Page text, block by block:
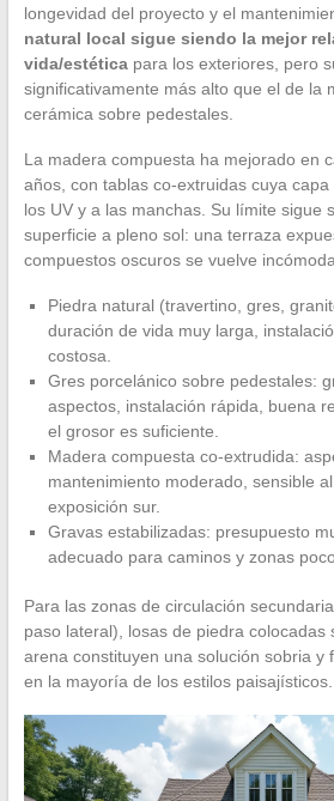
longevidad del proyecto y el
natural local sigue siendo la mejor
vida/estéticapara los exteriores, pero
significativamente más alto que el de la
cerámica sobre pedestales.
La madera compuesta ha mejorado en
años, con tablas co-extruidas cuya
los UV y a las manchas. Su límite sigue
superficie a pleno sol: una terraza
compuestos oscuros se vuelve
Piedra natural (travertino, gres,
duración de vida muy larga,
costosa.
Gres porcelánico sobre pedestales:
aspectos, instalación rápida, buena
el grosor es suficiente.
Madera compuesta co-extrudida:
mantenimiento moderado, sensible
exposición sur.
Gravas estabilizadas: presupuesto
adecuado para caminos y zonas
Para las zonas de circulación
paso lateral), losas de piedra colocadas
arena constituyen una solución sobria y
en la mayoría de los estilos paisajísticos.